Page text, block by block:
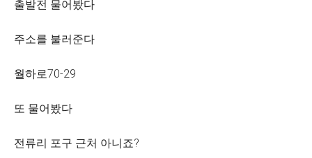
출발전 물어봤다
주소를 불러준다
월하로70-29
또 물어봤다
전류리 포구 근처 아니죠?